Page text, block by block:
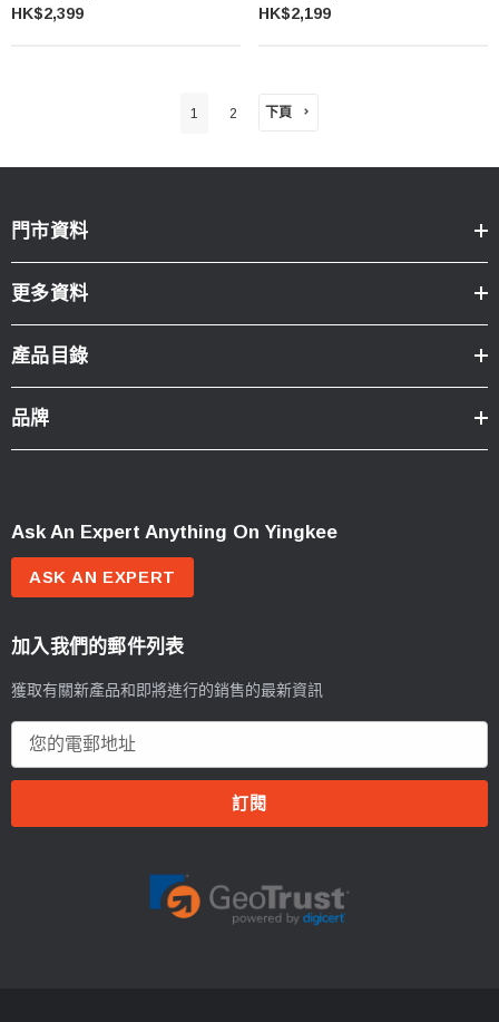
Included) 塔可三腳架 (附BC44雲台)
HK$2,399
Included) 塔可三腳架 (附BF44雲台)
HK$2,199
1 2 下頁
門市資料
更多資料
產品目錄
品牌
Ask An Expert Anything On Yingkee
ASK AN EXPERT
加入我們的郵件列表
獲取有關新產品和即將進行的銷售的最新資訊
郵